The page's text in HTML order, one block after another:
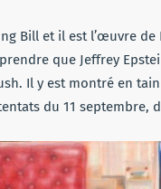
Bill et il est l’œuvre de
que Jeffrey
Il y est montré en
du 11 septembre,